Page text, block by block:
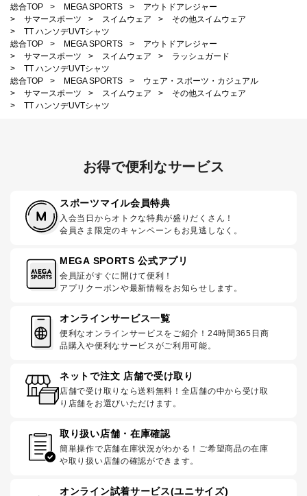
総合TOP
> MEGA SPORTS >
アウトドアレジャー
>
サマースポーツ > スイムウェア >
その他スイムウェア
>
TT ハンソデUVTシャツ
総合TOP
> MEGA SPORTS >
アウトドアレジャー
>
サマースポーツ > スイムウェア >
ラッシュガード
>
TT ハンソデUVTシャツ
総合TOP
> MEGA SPORTS >
ウェア・スポーツ・カジュアル
>
サマースポーツ > スイムウェア >
その他スイムウェア
>
TT ハンソデUVTシャツ
お得で便利なサービス
スポーツマイル会員特典
入会当日からオトクな特典が盛りだくさん！
会員さま限定のキャンペーンもお見逃しなく。
MEGA SPORTS 公式アプリ
会員証がすぐに開けて便利！
アプリクーポンや最新情報をお知らせします。
オンラインサービス一覧
便利なオンラインサービスをご紹介！24時間365日商
品購入や便利なサービスがご利用可能。
ネットで注文 店舗で受け取り
店舗で受け取りなら送料無料！全店舗の中から受け取
り店舗をお選びいただけます。
取り扱い店舗・在庫確認
簡単操作で店舗在庫状況がわかる！ご希望商品の在庫
や取り扱い店舗の確認ができます。
オンライン試着サービス(ユニサイズ)